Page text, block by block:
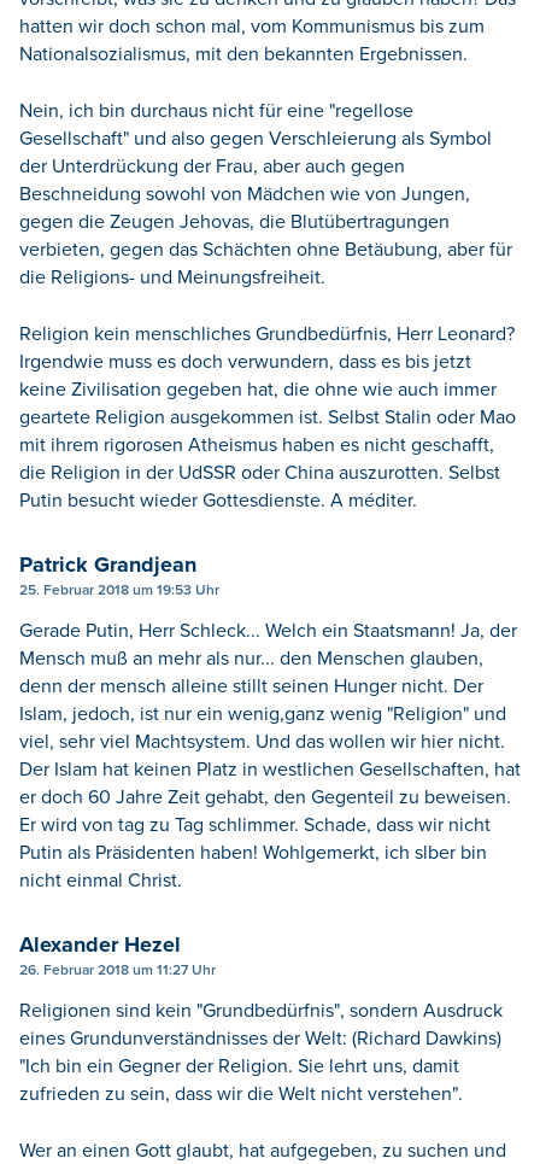
hatten wir doch schon mal, vom Kommunismus bis zum
Nationalsozialismus, mit den bekannten Ergebnissen.
Nein, ich bin durchaus nicht für eine "regellose
Gesellschaft" und also gegen Verschleierung als Symbol
der Unterdrückung der Frau, aber auch gegen
Beschneidung sowohl von Mädchen wie von Jungen,
gegen die Zeugen Jehovas, die Blutübertragungen
verbieten, gegen das Schächten ohne Betäubung, aber für
die Religions- und Meinungsfreiheit.
Religion kein menschliches Grundbedürfnis, Herr Leonard?
Irgendwie muss es doch verwundern, dass es bis jetzt
keine Zivilisation gegeben hat, die ohne wie auch immer
geartete Religion ausgekommen ist. Selbst Stalin oder Mao
mit ihrem rigorosen Atheismus haben es nicht geschafft,
die Religion in der UdSSR oder China auszurotten. Selbst
Putin besucht wieder Gottesdienste. A méditer.
Patrick Grandjean
25. Februar 2018 um 19:53 Uhr
Gerade Putin, Herr Schleck... Welch ein Staatsmann! Ja, der
Mensch muß an mehr als nur... den Menschen glauben,
denn der mensch alleine stillt seinen Hunger nicht. Der
Islam, jedoch, ist nur ein wenig,ganz wenig "Religion" und
viel, sehr viel Machtsystem. Und das wollen wir hier nicht.
Der Islam hat keinen Platz in westlichen Gesellschaften, hat
er doch 60 Jahre Zeit gehabt, den Gegenteil zu beweisen.
Er wird von tag zu Tag schlimmer. Schade, dass wir nicht
Putin als Präsidenten haben! Wohlgemerkt, ich slber bin
nicht einmal Christ.
Alexander Hezel
26. Februar 2018 um 11:27 Uhr
Religionen sind kein "Grundbedürfnis", sondern Ausdruck
eines Grundunverständnisses der Welt: (Richard Dawkins)
"Ich bin ein Gegner der Religion. Sie lehrt uns, damit
zufrieden zu sein, dass wir die Welt nicht verstehen".
Wer an einen Gott glaubt, hat aufgegeben, zu suchen und